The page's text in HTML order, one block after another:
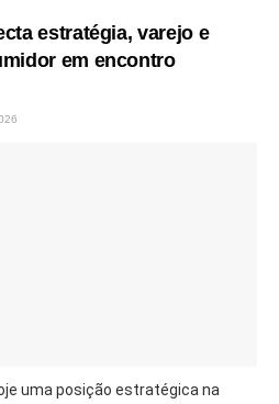
estratégia, varejo e
em encontro
uma posição estratégica na